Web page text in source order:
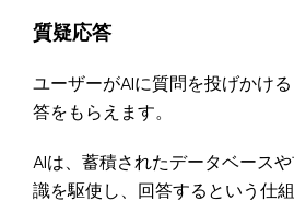
質疑応答
ユーザーがAIに質問を投げかけ
答をもらえます。
AIは、蓄積されたデータベース
識を駆使し、回答するという仕組